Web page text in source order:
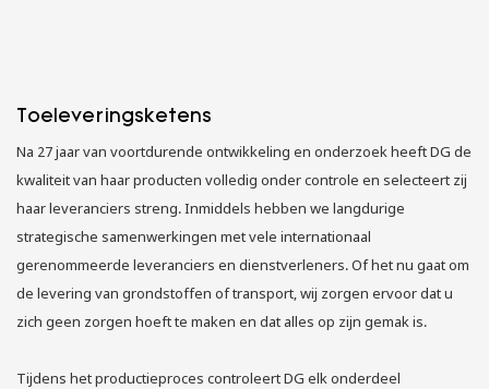
Toeleveringsketens
Na 27 jaar van voortdurende ontwikkeling en onderzoek heeft DG de
kwaliteit van haar producten volledig onder controle en selecteert zij
haar leveranciers streng. Inmiddels hebben we langdurige
strategische samenwerkingen met vele internationaal
gerenommeerde leveranciers en dienstverleners. Of het nu gaat om
de levering van grondstoffen of transport, wij zorgen ervoor dat u
zich geen zorgen hoeft te maken en dat alles op zijn gemak is.
Tijdens het productieproces controleert DG elk onderdeel